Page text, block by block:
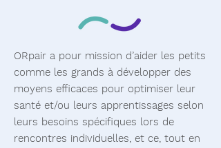
ORpair a pour mission d’aider les petits
comme les grands à développer des
moyens efficaces pour optimiser leur
santé et/ou leurs apprentissages selon
leurs besoins spécifiques lors de
rencontres individuelles, et ce, tout en